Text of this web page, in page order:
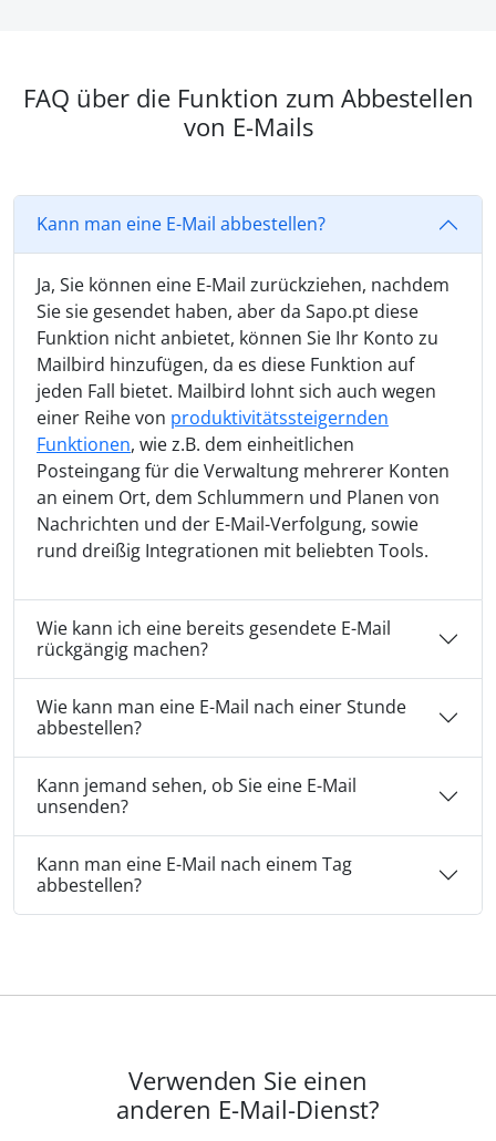
FAQ über die Funktion zum Abbestellen
von E-Mails
Kann man eine E-Mail abbestellen?
Ja, Sie können eine E-Mail zurückziehen, nachdem
Sie sie gesendet haben, aber da Sapo.pt diese
Funktion nicht anbietet, können Sie Ihr Konto zu
Mailbird hinzufügen, da es diese Funktion auf
jeden Fall bietet. Mailbird lohnt sich auch wegen
einer Reihe von produktivitätssteigernden
Funktionen, wie z.B. dem einheitlichen
Posteingang für die Verwaltung mehrerer Konten
an einem Ort, dem Schlummern und Planen von
Nachrichten und der E-Mail-Verfolgung, sowie
rund dreißig Integrationen mit beliebten Tools.
Wie kann ich eine bereits gesendete E-Mail
rückgängig machen?
Wie kann man eine E-Mail nach einer Stunde
abbestellen?
Kann jemand sehen, ob Sie eine E-Mail
unsenden?
Kann man eine E-Mail nach einem Tag
abbestellen?
Verwenden Sie einen
anderen E-Mail-Dienst?